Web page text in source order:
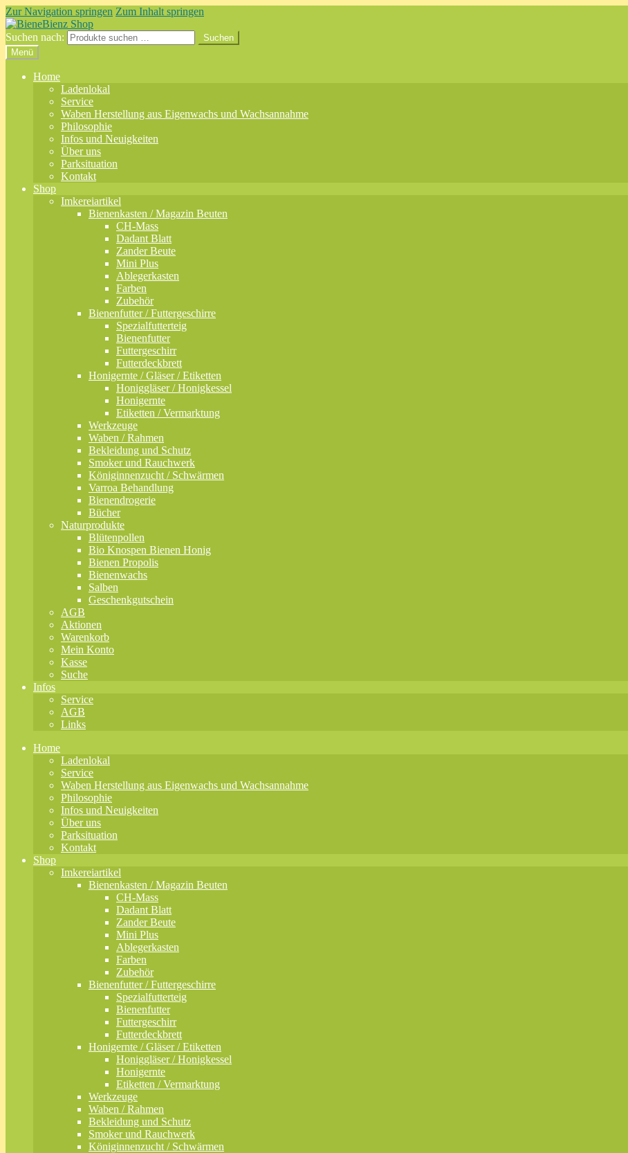
Zur Navigation springen Zum Inhalt springen
Suchen nach:
Suchen
Menü
Home
Ladenlokal
Service
Waben Herstellung aus Eigenwachs und Wachsannahme
Philosophie
Infos und Neuigkeiten
Über uns
Parksituation
Kontakt
Shop
Imkereiartikel
Bienenkasten / Magazin Beuten
CH-Mass
Dadant Blatt
Zander Beute
Mini Plus
Ablegerkasten
Farben
Zubehör
Bienenfutter / Futtergeschirre
Spezialfutterteig
Bienenfutter
Futtergeschirr
Futterdeckbrett
Honigernte / Gläser / Etiketten
Honiggläser / Honigkessel
Honigernte
Etiketten / Vermarktung
Werkzeuge
Waben / Rahmen
Bekleidung und Schutz
Smoker und Rauchwerk
Königinnenzucht / Schwärmen
Varroa Behandlung
Bienendrogerie
Bücher
Naturprodukte
Blütenpollen
Bio Knospen Bienen Honig
Bienen Propolis
Bienenwachs
Salben
Geschenkgutschein
AGB
Aktionen
Warenkorb
Mein Konto
Kasse
Suche
Infos
Service
AGB
Links
Home
Ladenlokal
Service
Waben Herstellung aus Eigenwachs und Wachsannahme
Philosophie
Infos und Neuigkeiten
Über uns
Parksituation
Kontakt
Shop
Imkereiartikel
Bienenkasten / Magazin Beuten
CH-Mass
Dadant Blatt
Zander Beute
Mini Plus
Ablegerkasten
Farben
Zubehör
Bienenfutter / Futtergeschirre
Spezialfutterteig
Bienenfutter
Futtergeschirr
Futterdeckbrett
Honigernte / Gläser / Etiketten
Honiggläser / Honigkessel
Honigernte
Etiketten / Vermarktung
Werkzeuge
Waben / Rahmen
Bekleidung und Schutz
Smoker und Rauchwerk
Königinnenzucht / Schwärmen